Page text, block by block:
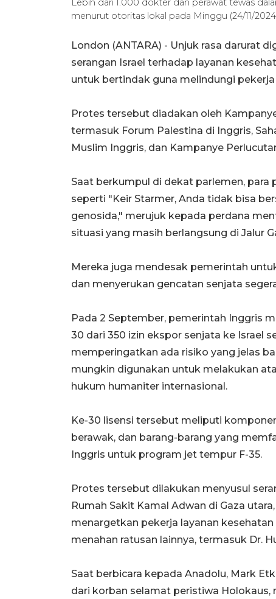
Lebih dari 1.000 dokter dan perawat tewas
menurut otoritas lokal pada Minggu (24/11/
London (ANTARA) - Unjuk rasa darurat
serangan Israel terhadap layanan
untuk bertindak guna melindungi
Protes tersebut diadakan oleh
termasuk Forum Palestina di Inggris,
Muslim Inggris, dan Kampanye
Saat berkumpul di dekat parlemen, para
seperti "Keir Starmer, Anda tidak bisa
genosida," merujuk kepada perdana
situasi yang masih berlangsung di Jalur
Mereka juga mendesak pemerintah
dan menyerukan gencatan senjata
Pada 2 September, pemerintah Inggris
30 dari 350 izin ekspor senjata ke Israel
memperingatkan ada risiko yang jelas
mungkin digunakan untuk melakukan
hukum humaniter internasional.
Ke-30 lisensi tersebut meliputi
berawak, dan barang-barang yang
Inggris untuk program jet tempur F-35.
Protes tersebut dilakukan menyusul
Rumah Sakit Kamal Adwan di Gaza
menargetkan pekerja layanan
menahan ratusan lainnya, termasuk Dr.
Saat berbicara kepada Anadolu, Mark
dari korban selamat peristiwa